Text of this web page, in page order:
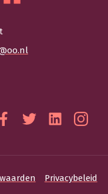
Facebook
TwitterLinkedin
Privacybeleid